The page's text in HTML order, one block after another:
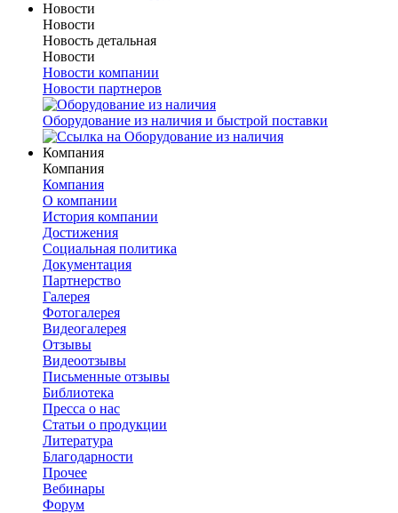
Новости
Новости
Новость детальная
Новости
Новости компании
Новости партнеров
Оборудование из наличия и быстрой поставки
Компания
Компания
Компания
О компании
История компании
Достижения
Социальная политика
Документация
Партнерство
Галерея
Фотогалерея
Видеогалерея
Отзывы
Видеоотзывы
Письменные отзывы
Библиотека
Пресса о нас
Статьи о продукции
Литература
Благодарности
Прочее
Вебинары
Форум